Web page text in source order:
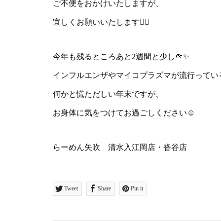
ご不便をおかけいたしますが、
宜しくお願いいたします🙇‍♀️
今年も残るところあと2週間と少し🤏✨
インフルエンザやマイコプラズマが流行って
何かと慌ただしい年末ですが、
お身体に気をつけてお過ごしください☺️
らーめん矢吹 清水入江岡店・沓谷店
Tweet Share Pin it